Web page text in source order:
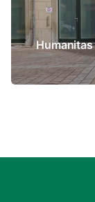
Humanitas